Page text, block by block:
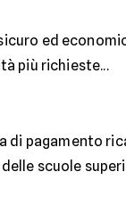
ed
più richieste...
di pagamento
scuole